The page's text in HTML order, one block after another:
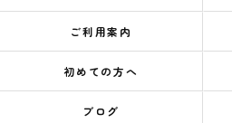
ご利用案内
初めての方へ
ブログ